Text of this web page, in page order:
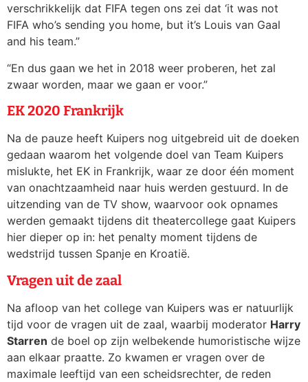
verschrikkelijk dat FIFA tegen ons zei dat ‘it was not
FIFA who’s sending you home, but it’s Louis van Gaal
and his team.”
“En dus gaan we het in 2018 weer proberen, het zal
zwaar worden, maar we gaan er voor.”
EK 2020 Frankrijk
Na de pauze heeft Kuipers nog uitgebreid uit de doeken
gedaan waarom het volgende doel van Team Kuipers
mislukte, het EK in Frankrijk, waar ze door één moment
van onachtzaamheid naar huis werden gestuurd. In de
uitzending van de TV show, waarvoor ook opnames
werden gemaakt tijdens dit theatercollege gaat Kuipers
hier dieper op in: het penalty moment tijdens de
wedstrijd tussen Spanje en Kroatië.
Vragen uit de zaal
Na afloop van het college van Kuipers was er natuurlijk
tijd voor de vragen uit de zaal, waarbij moderator Harry
Starren de boel op zijn welbekende humoristische wijze
aan elkaar praatte. Zo kwamen er vragen over de
maximale leeftijd van een scheidsrechter, de reden